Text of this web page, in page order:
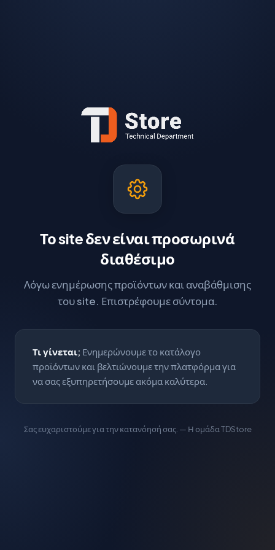
Το site δεν είναι προσωρινά
διαθέσιμο
Λόγω ενημέρωσης προϊόντων και αναβάθμισης
του site. Επιστρέφουμε σύντομα.
Τι γίνεται; Ενημερώνουμε το κατάλογο
προϊόντων και βελτιώνουμε την πλατφόρμα για
να σας εξυπηρετήσουμε ακόμα καλύτερα.
Σας ευχαριστούμε για την κατανόησή σας. — Η ομάδα TDStore